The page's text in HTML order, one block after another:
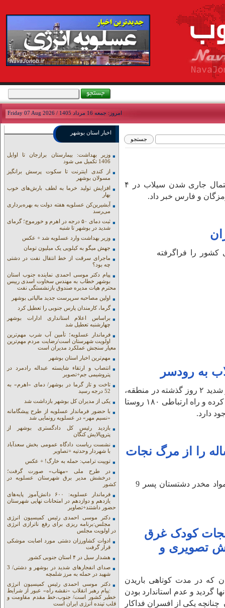
امروز: جمعه 16 مرداد 1405 / Friday 07 Aug 2026
نوای جنوب:سخنگوی سازمان مدیریت بحران کشور از احتمال جاری شدن سیلاب در ۴
و فارس خبر داد.
را فراگرفته
به رودسر
نوای جنوب:فرماندار رودسر با اشاره به بارش‌های سنگین و شدید ۲ روز گذشته در منطقه،
گفت: جاده مواصلاتی بالاتر از سد پلرود این شهرستان رانش کرده و راه ارتباطی ۱۸۰ روستا
دارد.
پلیس، زن جوان و کودک 9 ساله را از مرگ نجات
نوای جنوب: با تلاش مجاهدت گونه رئیس پلیس مبارزه با مواد مخدر دشتستان پسر 9
نجات کودک غرق
تصویری و
که در مدت کوتاهی باریدن
گردید و عدم استاندارد بودن
یکی از افسران فداکار
اخبار استان بوشهر
وزیر بهداشت: بیمارستان برازجان تا اوایل
1406 تکمیل می شود
از کندی اینترنت تا سکوت پرسش برانگیز
مسولان بوشهر
افزایش تولید خرما به لطف بارش‌های خوب
بهار
آبشیرین‌کن عسلویه هفته دولت به بهره‌برداری
می‌رسد
ثبت دمای ۵۰ درجه در اهرم و خورموج؛ گرمای
شدید در بوشهر تا شنبه
وزیر بهداشت وارد عسلویه شد + عکس
جهش میگو به کیلویی یک میلیون تومان
ماجرای سرقت از خط انتقال نفت در دشتی
چه بود؟
پیام دکتر موسی احمدی نماینده جنوب استان
بوشهر خطاب به مهندس سخاوت اسدی رییس
محترم هیات مدیره صندوق بازنشستگی نفت
اولین مصاحبه سرپرست جدید مالیاتی بوشهر
گرما، کارمندان پارس جنوبی را تعطیل کرد
براساس اعلام استانداری ادارات بوشهر
چهارشنبه تعطیل شد
فرماندار عسلویه؛ تأمین آب شرب مهم‌ترین
اولویت شهرستان است/رضایت مردم مهم‌ترین
معیار سنجش عملکرد مدیران است
مهم‌ترین اخبار استان بوشهر
انتصاب و ارتقاء شایسته عبداله رادمرد در
پتروشیمی جم+تصویر
تاخت و تاز گرما در بوشهر/ دمای «اهرم» به
52 درجه رسید
یکی از مدیران کل بوشهر بازداشت شد
با حضور فرماندار عسلویه از طرح پیشگامانه
«نسیم مهر» در عسلویه رونمایی شد
بازدید رئیس کل دادگستری بوشهر از
پتروپالایش کنگان
نشست ریاست دادگاه عمومی بخش سعدآباد
با شهردار وحدتیه +تصاویر
توییت ترامپ: حمله به خارگ! + عکس
در طرح ملی «مهتاب» صورت گرفت؛
درخشش مدیر برق شهرستان عسلویه در
کشور
فرماندار عسلویه: ۶۰۰ دانش‌آموز پایه‌های
یازدهم و دوازدهم در امتحانات نهایی شهرستان
حضور داشتند+تصاویر
دکتر موسی احمدی رئیس کمیسیون انرژی
مجلس:برنامه ریزی برای رفع ناترازی انرژی
در اولویت مجلس
ادوات کشاورزان دشتی مورد اصابت موشکی
قرار گرفت
هشدار سیل در ۴ استان جنوبی کشور
صدای انفجارهای شدید در بوشهر و دشتی/ 3
شهید در حمله به مرز شلمچه
دکتر موسی احمدی رئیس کمیسیون انرژی
:پیام رهبر انقلاب «نقشه راه» عبور از شرایط
خطیر کشور است/ جنوب،خط مقدم مقاومت و
قلب تپنده انرژی ایران است